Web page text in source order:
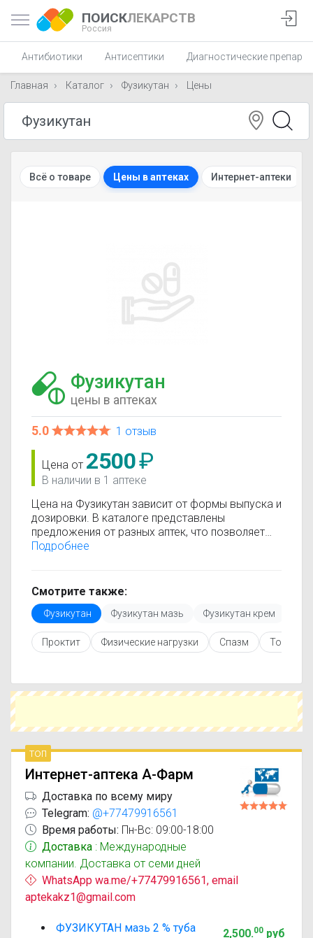
ПОИСКЛЕКАРСТВ
Россия
Антибиотики Антисептики Диагностические
Главная Каталог Фузикутан Цены
Всё о товаре Цены в аптеках Интернет-аптеки
Фузикутан
цены в аптеках
5.0 1 отзыв
Цена от 2500₽
В наличии в 1 аптеке
Цена на Фузикутан зависит от формы выпуска и
дозировки. В каталоге представлены
предложения от разных аптек, что позволяет
быстро найти, где купить Фузикутан по
только актуальные данные.
Перед покупкой рекомендуется ознакомиться с
инструкцией по применению, показаниями и
противопоказаниями. При необходимости вы
можете подобрать аналоги Фузикутан с
Чтобы купить Фузикутан в ближайшей аптеке,
укажите свой город и сравните предложения.
оптимальный вариант по цене и наличию.
Подробнее
Смотрите также:
Фузикутан Фузикутан мазь Фузикутан крем
Проктит Физические нагрузки Спазм
топ
Интернет-аптека А-Фарм
Доставка по всему миру
Telegram: @+77479916561
Время работы: Пн-Вс: 09:00-18:00
Доставка : Международные
компании. Доставка от семи дней
WhatsApp wa.me/+77479916561, email
aptekakz1@gmail.com
ФУЗИКУТАН мазь 2 % туба
2,500.00руб